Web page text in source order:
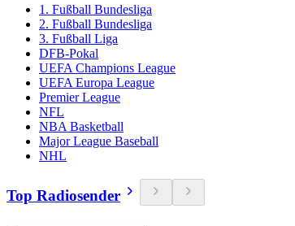
1. Fußball Bundesliga
2. Fußball Bundesliga
3. Fußball Liga
DFB-Pokal
UEFA Champions League
UEFA Europa League
Premier League
NFL
NBA Basketball
Major League Baseball
NHL
Top Radiosender